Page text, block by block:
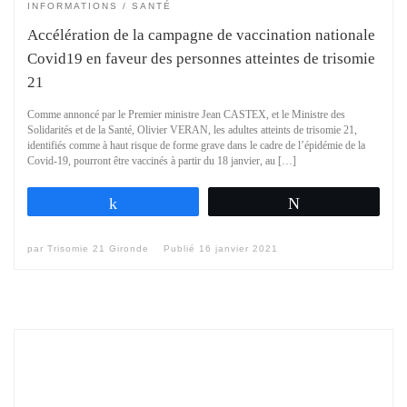
INFORMATIONS SANTÉ
Accélération de la campagne de vaccination nationale
Covid19 en faveur des personnes atteintes de trisomie
21
Comme annoncé par le Premier ministre Jean CASTEX, et le Ministre des
Solidarités et de la Santé, Olivier VERAN, les adultes atteints de trisomie 21,
identifiés comme à haut risque de forme grave dans le cadre de l’épidémie de la
Covid-19, pourront être vaccinés à partir du 18 janvier, au […]
par Trisomie 21 Gironde Publié 16 janvier 2021